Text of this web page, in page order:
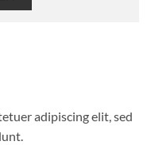
adipiscing elit, sed